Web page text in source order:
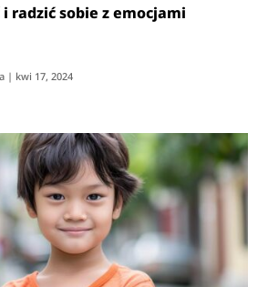
i radzić sobie z emocjami
| kwi 17, 2024